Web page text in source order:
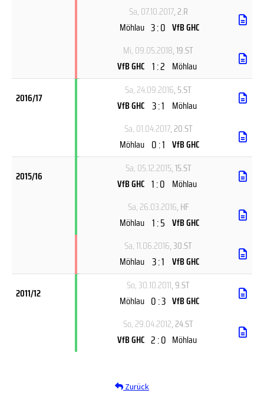
Sa, 07.10.2017, 2.R
Möhlau 3 : 0 VfB GHC
Mi, 09.05.2018, 19.ST
VfB GHC 1 : 2 Möhlau
2016/17
Sa, 24.09.2016, 5.ST
VfB GHC 3 : 1 Möhlau
Sa, 01.04.2017, 20.ST
Möhlau 0 : 1 VfB GHC
2015/16
Sa, 05.12.2015, 15.ST
VfB GHC 1 : 0 Möhlau
Sa, 26.03.2016, HF
Möhlau 1 : 5 VfB GHC
Sa, 11.06.2016, 30.ST
Möhlau 3 : 1 VfB GHC
2011/12
So, 30.10.2011, 9.ST
Möhlau 0 : 3 VfB GHC
So, 29.04.2012, 24.ST
VfB GHC 2 : 0 Möhlau
Zurück